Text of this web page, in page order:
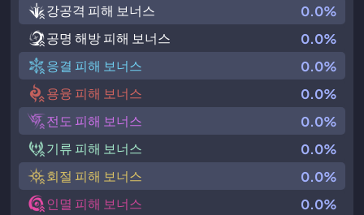
강공격 피해 보너스
0.0%
공명 해방 피해 보너스
0.0%
응결 피해 보너스
0.0%
용융 피해 보너스
0.0%
전도 피해 보너스
0.0%
기류 피해 보너스
0.0%
회절 피해 보너스
0.0%
인멸 피해 보너스
0.0%